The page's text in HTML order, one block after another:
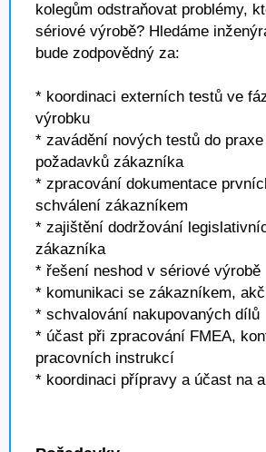
kolegům odstraňovat problémy,
sériové výrobě? Hledáme
bude zodpovědný za:
* koordinaci externích testů ve
výrobku
* zavádění nových testů do
požadavků zákazníka
* zpracování dokumentace
schválení zákazníkem
* zajištění dodržování
zákazníka
* řešení neshod v sériové výrobě
* komunikaci se zákazníkem,
* schvalování nakupovaných dílů
* účast při zpracování FMEA,
pracovních instrukcí
* koordinaci přípravy a účast na